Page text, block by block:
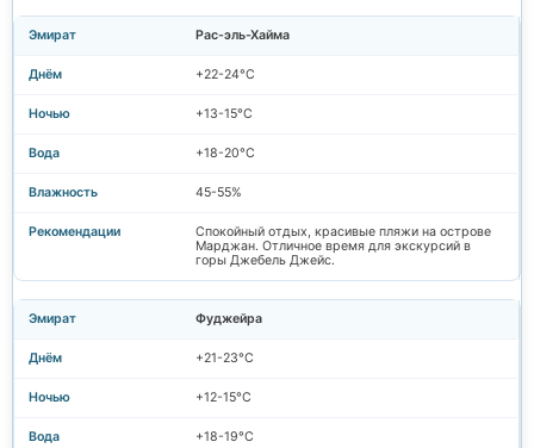
Рас-эль-Хайма
+22-24°C
+13-15°C
+18-20°C
45-55%
Спокойный отдых, красивые пляжи на острове
Марджан. Отличное время для экскурсий в
горы Джебель Джейс.
Фуджейра
+21-23°C
+12-15°C
+18-19°C